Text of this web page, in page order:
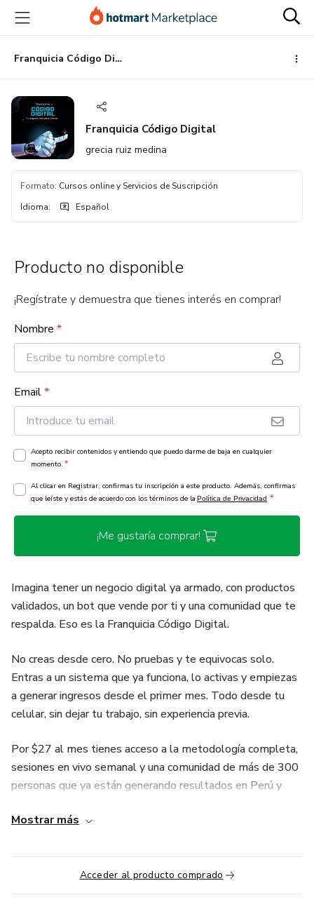
principal
página
de
página
Franquicia Código Digital
Franquicia Código Digital
grecia ruiz medina
Formato: Cursos online y Servicios de Suscripción
Idioma: Español
Producto no disponible
¡Regístrate y demuestra que tienes interés en comprar!
Nombre *
Email*
Acepto recibir contenidos y entiendo que puedo darme de baja en cualquier
momento. *
Al clicar en Registrar, confirmas tu inscripción a este producto. Además, confirmas
que leíste y estás de acuerdo con los términos de la Política de Privacidad *
¡Me gustaría comprar!
Imagina tener un negocio digital ya armado, con productos
validados, un bot que vende por ti y una comunidad que te
respalda. Eso es la Franquicia Código Digital.
No creas desde cero. No pruebas y te equivocas solo.
Entras a un sistema que ya funciona, lo activas y empiezas
a generar ingresos desde el primer mes. Todo desde tu
celular, sin dejar tu trabajo, sin experiencia previa.
Por $27 al mes tienes acceso a la metodología completa,
sesiones en vivo semanal y una comunidad de más de 300
personas que ya están generando resultados en Perú y
Mostrar más
Acceder al producto comprado